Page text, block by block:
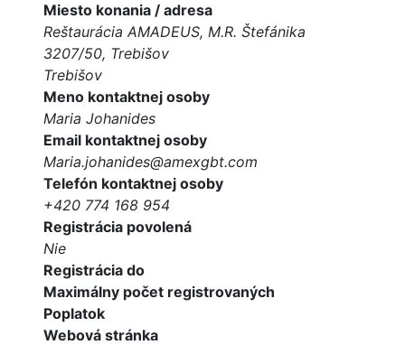
Miesto konania / adresa
Reštaurácia AMADEUS, M.R. Štefánika
3207/50, Trebišov
Trebišov
Meno kontaktnej osoby
Maria Johanides
Email kontaktnej osoby
Maria.johanides@amexgbt.com
Telefón kontaktnej osoby
+420 774 168 954
Registrácia povolená
Nie
Registrácia do
Maximálny počet registrovaných
Poplatok
Webová stránka